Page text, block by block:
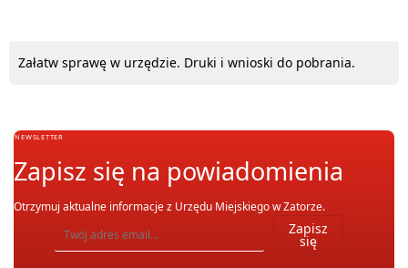
Załatw sprawę w urzędzie. Druki i wnioski do pobrania.
NEWSLETTER
Zapisz się na powiadomienia
Otrzymuj aktualne informacje z Urzędu Miejskiego w Zatorze.
Zapisz
się